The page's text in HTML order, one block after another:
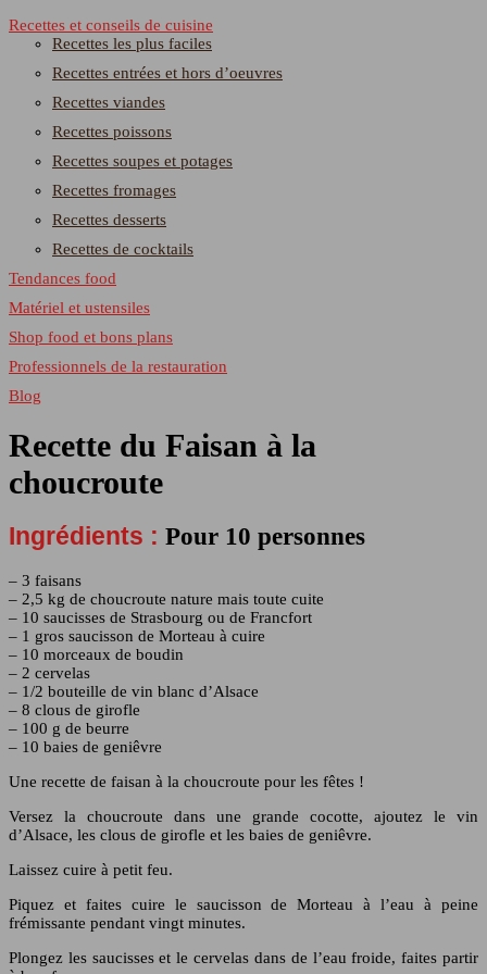
Recettes et conseils de cuisine
Recettes les plus faciles
Recettes entrées et hors d’oeuvres
Recettes viandes
Recettes poissons
Recettes soupes et potages
Recettes fromages
Recettes desserts
Recettes de cocktails
Tendances food
Matériel et ustensiles
Shop food et bons plans
Professionnels de la restauration
Blog
Recette du Faisan à la
choucroute
Ingrédients : Pour 10 personnes
– 3 faisans
– 2,5 kg de choucroute nature mais toute cuite
– 10 saucisses de Strasbourg ou de Francfort
– 1 gros saucisson de Morteau à cuire
– 10 morceaux de boudin
– 2 cervelas
– 1/2 bouteille de vin blanc d’Alsace
– 8 clous de girofle
– 100 g de beurre
– 10 baies de geniêvre
Une recette de faisan à la choucroute pour les fêtes !
Versez la choucroute dans une grande cocotte, ajoutez le vin
d’Alsace, les clous de girofle et les baies de geniêvre.
Laissez cuire à petit feu.
Piquez et faites cuire le saucisson de Morteau à l’eau à peine
frémissante pendant vingt minutes.
Plongez les saucisses et le cervelas dans de l’eau froide, faites partir